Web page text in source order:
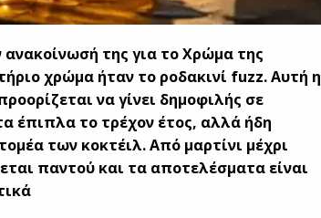
ανακοίνωσή της για το Χρώμα της
χρώμα ήταν το ροδακινί fuzz. Αυτή η
να γίνει δημοφιλής σε
έπιπλα το τρέχον έτος, αλλά ήδη
των κοκτέιλ. Από μαρτίνι μέχρι
παντού και τα αποτελέσματα είναι